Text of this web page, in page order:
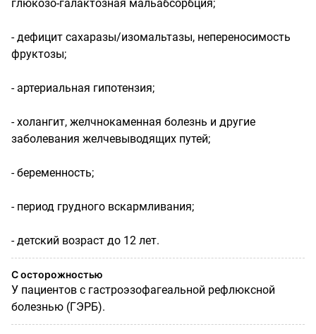
глюкозо-галактозная мальабсорбция;
- дефицит сахаразы/изомальтазы, непереносимость
фруктозы;
- артериальная гипотензия;
- холангит, желчнокаменная болезнь и другие
заболевания желчевыводящих путей;
- беременность;
- период грудного вскармливания;
- детский возраст до 12 лет.
С осторожностью
У пациентов с гастроэзофагеальной рефлюксной
болезнью (ГЭРБ).